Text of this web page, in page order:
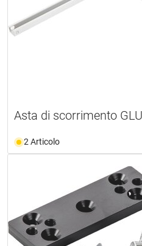
Asta di scorrimento
2 Articolo